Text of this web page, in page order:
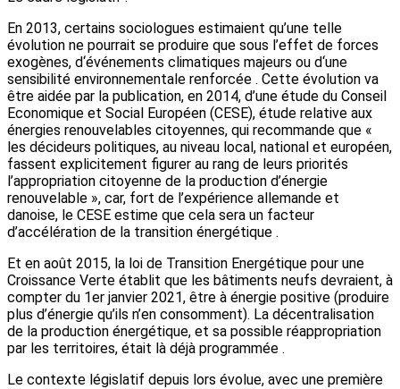
En 2013, certains sociologues estimaient qu’une telle
évolution ne pourrait se produire que sous l’effet de forces
exogènes, d‘événements climatiques majeurs ou d‘une
sensibilité environnementale renforcée . Cette évolution va
être aidée par la publication, en 2014, d’une étude du Conseil
Economique et Social Européen (CESE), étude relative aux
énergies renouvelables citoyennes, qui recommande que «
les décideurs politiques, au niveau local, national et européen,
fassent explicitement figurer au rang de leurs priorités
l’appropriation citoyenne de la production d’énergie
renouvelable », car, fort de l’expérience allemande et
danoise, le CESE estime que cela sera un facteur
d’accélération de la transition énergétique .
Et en août 2015, la loi de Transition Energétique pour une
Croissance Verte établit que les bâtiments neufs devraient, à
compter du 1er janvier 2021, être à énergie positive (produire
plus d’énergie qu’ils n’en consomment). La décentralisation
de la production énergétique, et sa possible réappropriation
par les territoires, était là déjà programmée .
Le contexte législatif depuis lors évolue, avec une première